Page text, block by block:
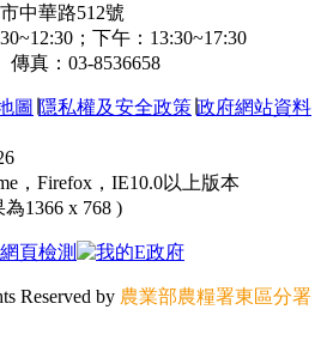
中華路512號
；下午：13:30~17:30
真：03-8536658
圖 隱私權及安全政策 政府網站資料
，Firefox，IE10.0以上版本
1366 x 768 )
Reserved by 農業部農糧署東區分署